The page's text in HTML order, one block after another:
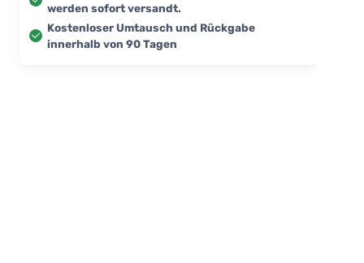
werden sofort versandt.
Kostenloser Umtausch und Rückgabe
innerhalb von 90 Tagen